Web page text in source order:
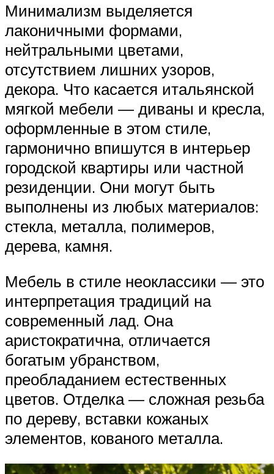
Минимализм выделяется
лаконичными формами,
нейтральными цветами,
отсутствием лишних узоров,
декора. Что касается итальянской
мягкой мебели — диваны и кресла,
оформленные в этом стиле,
гармонично впишутся в интерьер
городской квартиры или частной
резиденции. Они могут быть
выполнены из любых материалов:
стекла, металла, полимеров,
дерева, камня.
Мебель в стиле неоклассики — это
интерпретация традиций на
современный лад. Она
аристократична, отличается
богатым убранством,
преобладанием естественных
цветов. Отделка — сложная резьба
по дереву, вставки кожаных
элементов, кованого металла.